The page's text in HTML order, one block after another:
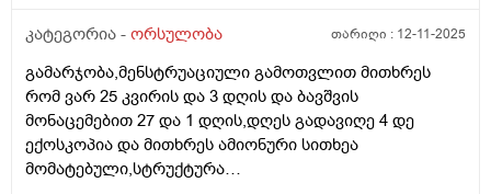
კატეგორია - ორსულობა თარიღი : 12-11-2025
გამარჯობა,მენსტრუაციული გამოთვლით მითხრეს
რომ ვარ 25 კვირის და 3 დღის და ბავშვის
მონაცემებით 27 და 1 დღის,დღეს გადავიღე 4 დე
ექოსკოპია და მითხრეს ამიონური სითხეა
მომატებული,სტრუქტურა